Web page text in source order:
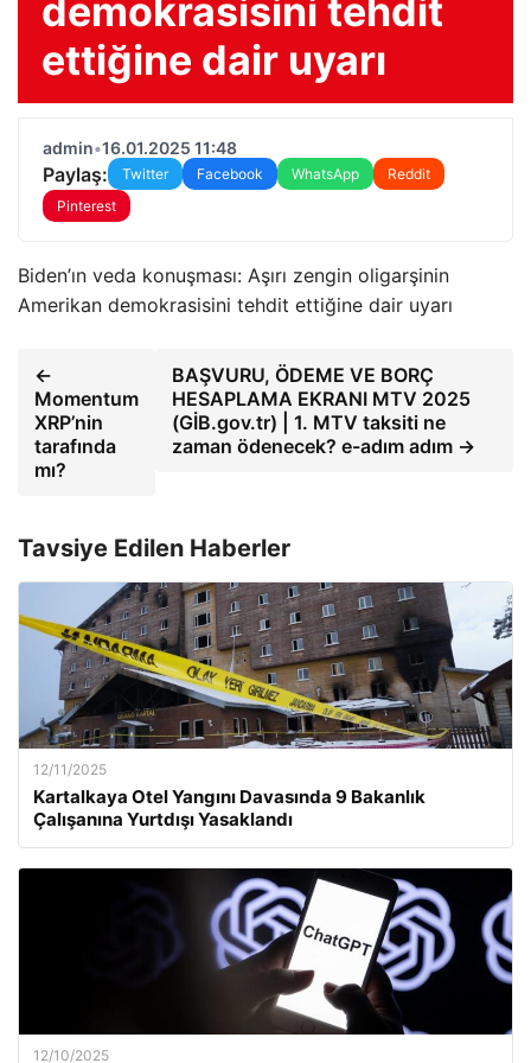
demokrasisini tehdit
ettiğine dair uyarı
admin•16.01.2025 11:48
Paylaş: Twitter Facebook WhatsApp
Reddit
Pinterest
Biden’ın veda konuşması: Aşırı zengin oligarşinin
Amerikan demokrasisini tehdit ettiğine dair uyarı
←
Momentum
XRP’nin
tarafında
mı?
BAŞVURU, ÖDEME VE BORÇ
HESAPLAMA EKRANI MTV 2025
(GİB.gov.tr) | 1. MTV taksiti ne
zaman ödenecek? e-adım adım →
Tavsiye Edilen Haberler
12/11/2025
Kartalkaya Otel Yangını Davasında 9 Bakanlık
Çalışanına Yurtdışı Yasaklandı
12/10/2025